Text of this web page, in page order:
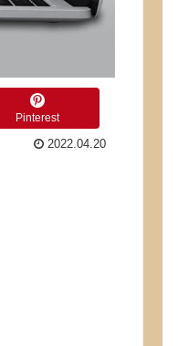
Pinterest
2022.04.20